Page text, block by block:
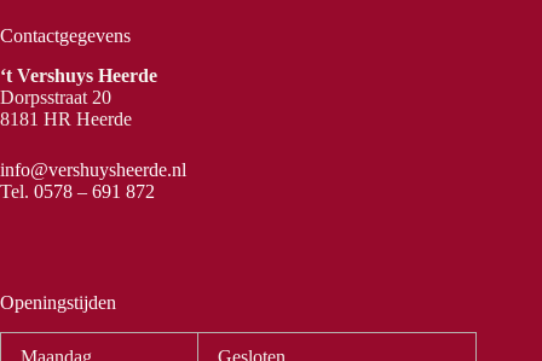
Contactgegevens
‘t Vershuys Heerde
Dorpsstraat 20
8181 HR Heerde
info@vershuysheerde.nl
Tel. 0578 – 691 872
Openingstijden
Maandag Gesloten